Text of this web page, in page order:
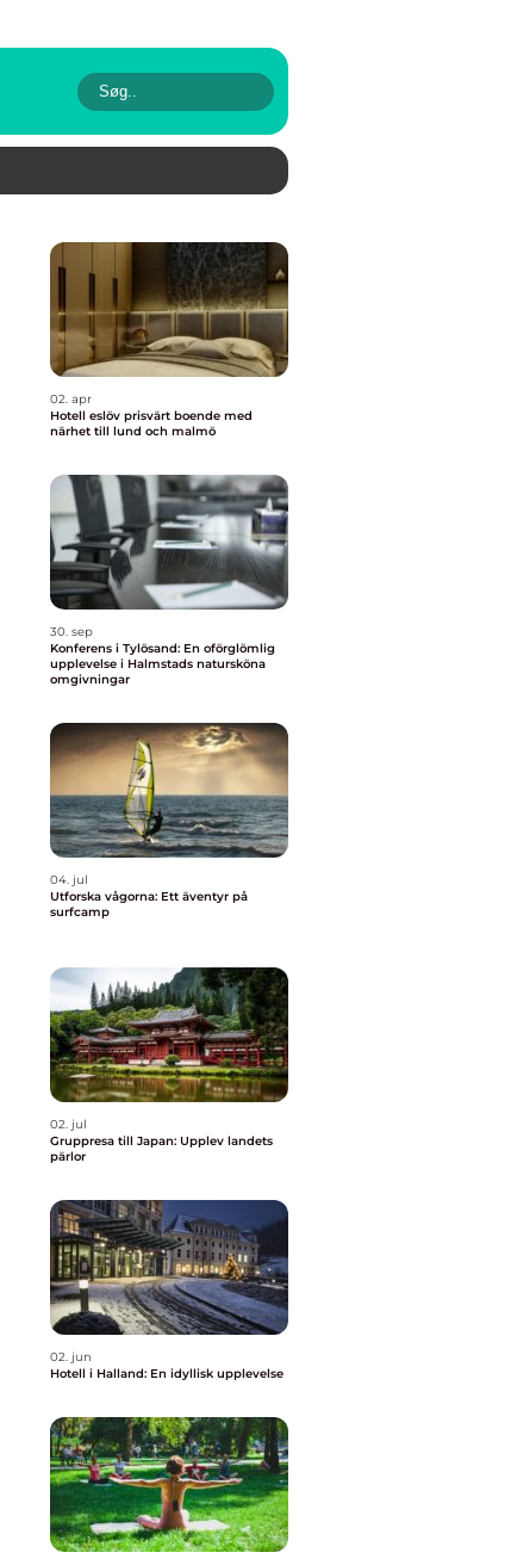
02. apr
Hotell eslöv prisvärt boende med
närhet till lund och malmö
30. sep
Konferens i Tylösand: En oförglömlig
upplevelse i Halmstads natursköna
omgivningar
04. jul
Utforska vågorna: Ett äventyr på
surfcamp
02. jul
Gruppresa till Japan: Upplev landets
pärlor
02. jun
Hotell i Halland: En idyllisk upplevelse